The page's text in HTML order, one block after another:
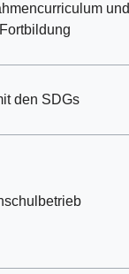
und
den SDGs